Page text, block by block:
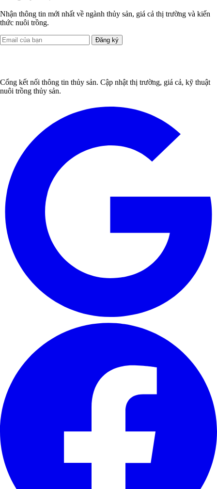
Nhận thông tin mới nhất về ngành thủy sản, giá cả thị trường và kiến
thức nuôi trồng.
Đăng ký
Cổng kết nối thông tin thủy sản. Cập nhật thị trường, giá cả, kỹ thuật
nuôi trồng thủy sản.